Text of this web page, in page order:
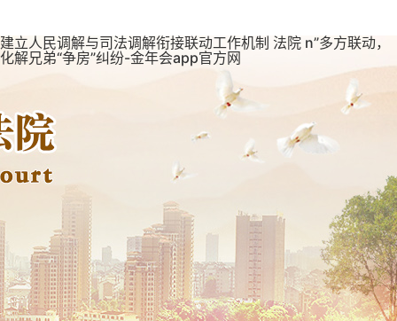
建立人民调解与司法调解衔接联动工作机制 法院 n”多方联动，
化解兄弟“争房”纠纷-金年会app官方网